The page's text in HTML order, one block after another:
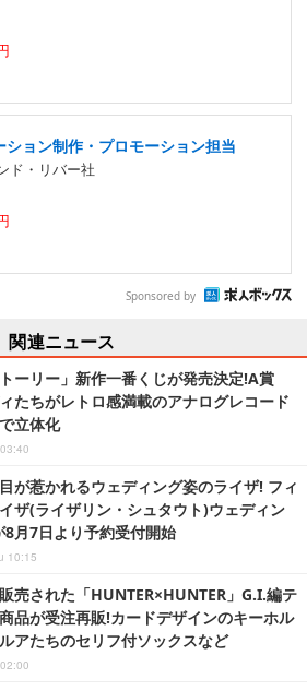
ション制作・プロモーション担当
ド・リバー社
Sponsored by
関連ニュース
トーリー」新作一番くじが発売決定!A賞
たちがレトロ感満載のアナログレコード
立体化
が惹かれるウェディング姿のライザ! フィ
ザ(ライザリン・シュタウト)ウェディン
月7日より予約受付開始
10:15
売された「HUNTER×HUNTER」G.I.編テ
品が受注再販!カードデザインのキーホル
アたちのセリフ付ソックスなど